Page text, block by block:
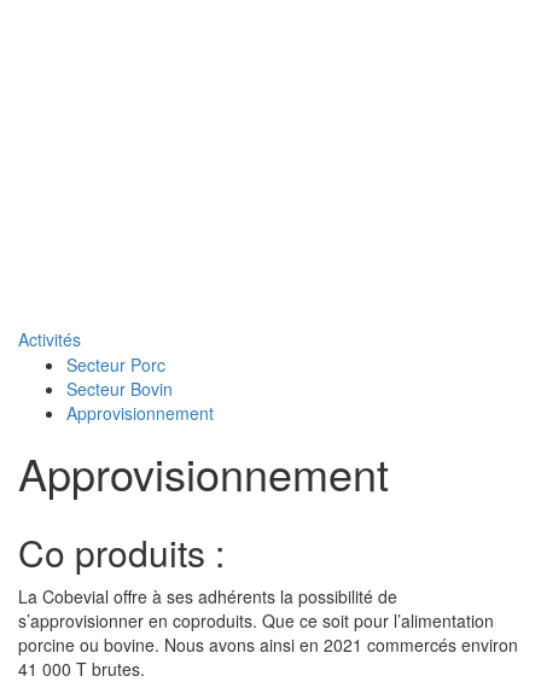
Activités
Secteur Porc
Secteur Bovin
Approvisionnement
Approvisionnement
Co produits :
La Cobevial offre à ses adhérents la possibilité de
s’approvisionner en coproduits. Que ce soit pour l’alimentation
porcine ou bovine. Nous avons ainsi en 2021 commercés environ
41 000 T brutes.